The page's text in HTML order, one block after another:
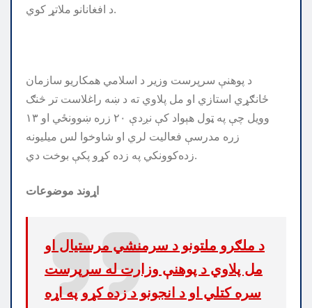
د افغانانو ملاتړ کوي.
د پوهنې سرپرست وزیر د اسلامي همکاریو سازمان
ځانګړي استازي او مل پلاوي ته د ښه راغلاست تر څنګ
وویل چې په ټول هېواد کې نږدې ۲۰ زره ښوونځي او ۱۳
زره مدرسې فعاليت لري او شاوخوا لس میلیونه
زده‌کوونکي په زده‌ کړو پکې بوخت دي.
اړوند موضوعات
د ملګرو ملتونو د سرمنشي مرستیال او
مل پلاوي د پوهنې وزارت له سرپرست
سره کتلي او د انجونو د زده کړو په اړه